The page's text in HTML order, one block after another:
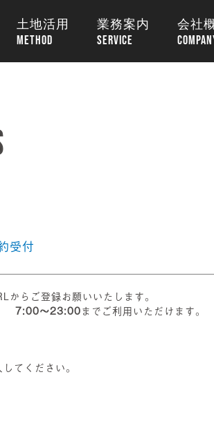
土地活用 業務案内 会社
受付
らご登録お願いいたします。
7:00～23:00までご利用いただけます。
ください。